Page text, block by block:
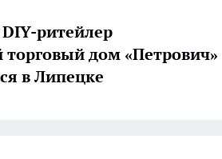
ритейлер
торговый дом «Петрович»
в Липецке